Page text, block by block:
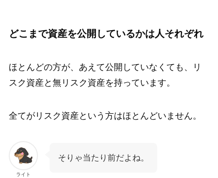
どこまで資産を公開しているかは人それぞれ
ほとんどの方が、あえて公開していなくても、リ
スク資産と無リスク資産を持っています。
全てがリスク資産という方はほとんどいません。
ライト
そりゃ当たり前だよね。